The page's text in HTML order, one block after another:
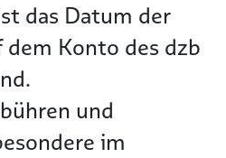
das Datum der
Konto des dzb
und
im